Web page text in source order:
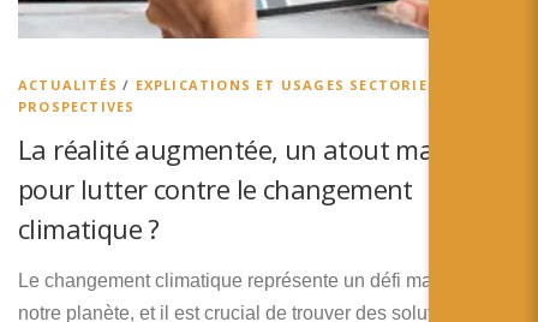
ACTUALITÉS / EXPLICATIONS ET USAGES SECTORIELS
PROSPECTIVES
La réalité augmentée, un atout majeur
pour lutter contre le changement
climatique ?
Le changement climatique représente un défi majeur pour
notre planète, et il est crucial de trouver des solutions